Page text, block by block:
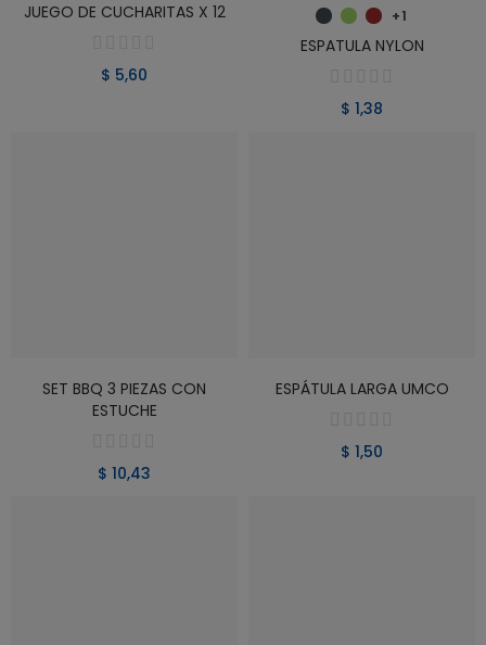
VER PRODUCTO
JUEGO DE CUCHARITAS X 12
$ 5,60
VER PRODUCTO
+1
ESPATULA NYLON
$ 1,38
VER PRODUCTO
SET BBQ 3 PIEZAS CON
ESTUCHE
$ 10,43
VER PRODUCTO
ESPÁTULA LARGA UMCO
$ 1,50